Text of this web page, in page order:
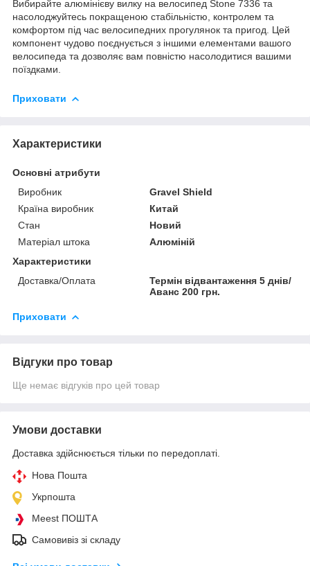
Вибирайте алюмінієву вилку на велосипед Stone 7336 та
насолоджуйтесь покращеною стабільністю, контролем та
комфортом під час велосипедних прогулянок та пригод. Цей
компонент чудово поєднується з іншими елементами вашого
велосипеда та дозволяє вам повністю насолодитися вашими
поїздками.
Приховати
Характеристики
Основні атрибути
Виробник
Gravel Shield
Країна виробник
Китай
Стан
Новий
Матеріал штока
Алюміній
Характеристики
Доставка/Оплата
Термін відвантаження 5 днів/
Аванс 200 грн.
Приховати
Відгуки про товар
Ще немає відгуків про цей товар
Умови доставки
Доставка здійснюється тільки по передоплаті.
Нова Пошта
Укрпошта
Meest ПОШТА
Самовивіз зі складу